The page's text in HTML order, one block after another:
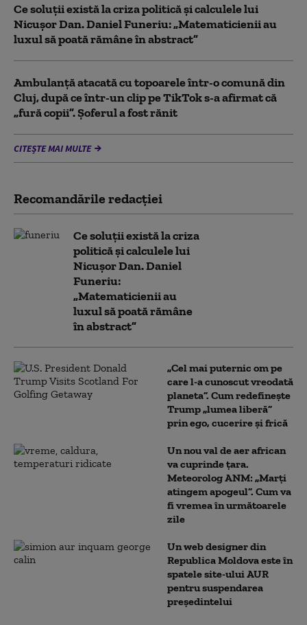
Ce soluții există la criza politică și calculele lui
Nicușor Dan. Daniel Funeriu: „Matematicienii au
luxul să poată rămâne în abstract”
Ambulanţă atacată cu topoarele într-o comună din
Cluj, după ce într-un clip pe TikTok s-a afirmat că
„fură copii”. Șoferul a fost rănit
CITEȘTE MAI MULTE
Recomandările redacţiei
Ce soluții există la criza
politică și calculele lui
Nicușor Dan. Daniel
Funeriu:
„Matematicienii au
luxul să poată rămâne
în abstract”
„Cel mai puternic om pe
care l-a cunoscut vreodată
planeta”. Cum redefinește
Trump „lumea liberă”
prin ego, cucerire și frică
Un nou val de aer african
va cuprinde țara.
Meteorolog ANM: „Marți
atingem apogeul”. Cum va
fi vremea în următoarele
zile
Un web designer din
Republica Moldova este în
spatele site-ului AUR
pentru suspendarea
președintelui